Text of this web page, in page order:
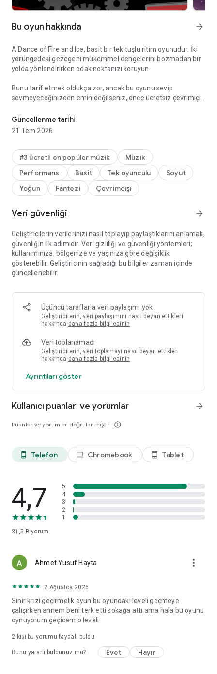
Bu oyun hakkında arrow_forward
A Dance of Fire and Ice, basit bir tek tuşlu ritim oyunudur. İki
yörüngedeki gezegeni mükemmel dengelerini bozmadan bir
yolda yönlendirirken odak noktanızı koruyun.
Bunu tarif etmek oldukça zor, ancak bu oyunu sevip
sevmeyeceğinizden emin değilseniz, önce ücretsiz çevrimiçi
Özellikler:
sekizgenler veya kareler nasıl ses çıkarır? Her dünyanın
kendine özgü elle çizilmiş fantezi manzarası vardır ve kısa
eğitim seviyelerinin ardından tam uzunlukta bir boss seviyesi
gelir.
cesurlar için inanılmaz hızlı bonus seviyeleri.
- Yeni seviyeleri ücretsiz oynayın: Önümüzdeki aylarda daha
fazla seviye eklenecek.
- Kalibrasyon seçenekleri: Otomatik kalibrasyon ve manuel
kalibrasyon. Bu hassas bir ritim oyunudur, bu nedenle
UYARI: Bu zor bir ritim oyunudur. Not spam'i anlamında değil -
çoğunlukla tutarlı bir ritim tutturmanız gerekir - ancak ritmi
tutturmak çok kolay değildir. Bu yüzden zor bulursanız
Güncellenme tarihi
21 Tem 2026
#3 ücretli en popüler müzik
Müzik
Performans
Basit Tek oyunculu
Soyut
Yoğun
Fantezi Çevrimdışı
Veri güvenliği arrow_forward
Geliştiricilerin verilerinizi nasıl toplayıp paylaştıklarını anlamak,
güvenliğin ilk adımıdır. Veri gizliliği ve güvenliği yöntemleri;
kullanımınıza, bölgenize ve yaşınıza göre değişiklik
gösterebilir. Geliştiricinin sağladığı bu bilgiler zaman içinde
güncellenebilir.
Üçüncü taraflarla veri paylaşımı yok
Geliştiricilerin, veri paylaşımını nasıl beyan ettikleri
hakkında daha fazla bilgi edinin
Veri toplanamadı
Geliştiricilerin, veri toplamayı nasıl beyan ettikleri
hakkında daha fazla bilgi edinin
Ayrıntıları göster
Kullanıcı puanları ve yorumlar
Puanlar ve yorumlar doğrulanmıştır info_outline
arrow_forward
phone_android Telefon laptop Chromebook tablet_android Tablet
4,7
31,5 B yorum
5
4
3
2
1
Ahmet Yusuf Hayta more_vert
2 Ağustos 2026
Sinir krizi geçirmelik oyun bu oyundaki leveli geçmeye
çalışırken annem beni terk etti sokağa attı ama hala bu oyunu
oynuyorum geçicem o leveli
2 kişi bu yorumu faydalı buldu
Bunu yararlı buldunuz mu? Evet Hayır